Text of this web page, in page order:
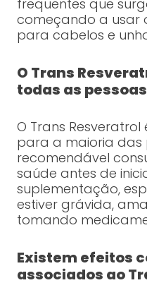
frequentes que
começando a usar
para cabelos e
O Trans
todas as
O Trans
para a maioria das
recomendável
saúde antes de
suplementação,
estiver grávida,
tomando
Existem efeitos
associados ao